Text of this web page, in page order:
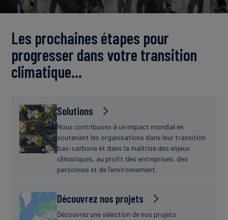
Les prochaines étapes pour
progresser dans votre transition
climatique…
Solutions
Nous contribuons à un impact mondial en
soutenant les organisations dans leur transition
bas-carbone et dans la maîtrise des enjeux
climatiques, au profit des entreprises, des
personnes et de l’environnement.
Découvrez nos projets
Découvrez une sélection de nos projets